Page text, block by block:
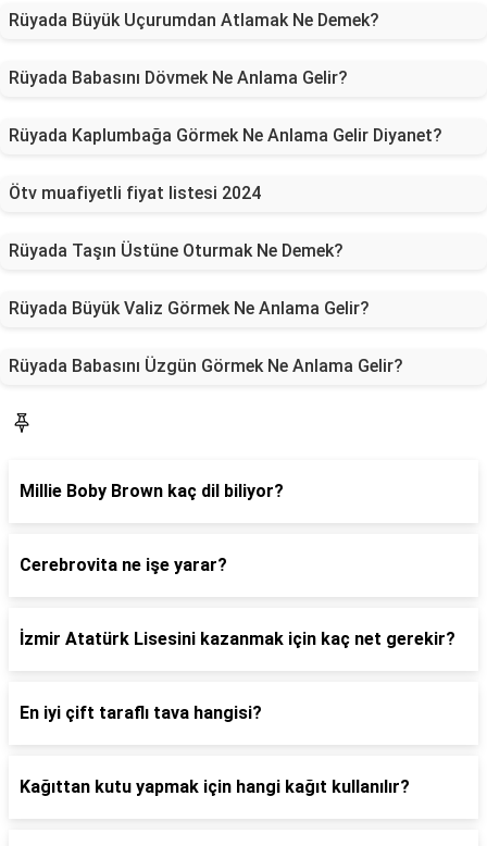
Rüyada Büyük Uçurumdan Atlamak Ne Demek?
Rüyada Babasını Dövmek Ne Anlama Gelir?
Rüyada Kaplumbağa Görmek Ne Anlama Gelir Diyanet?
Ötv muafiyetli fiyat listesi 2024
Rüyada Taşın Üstüne Oturmak Ne Demek?
Rüyada Büyük Valiz Görmek Ne Anlama Gelir?
Rüyada Babasını Üzgün Görmek Ne Anlama Gelir?
Millie Boby Brown kaç dil biliyor?
Cerebrovita ne işe yarar?
İzmir Atatürk Lisesini kazanmak için kaç net gerekir?
En iyi çift taraflı tava hangisi?
Kağıttan kutu yapmak için hangi kağıt kullanılır?